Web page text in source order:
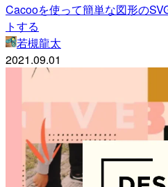
Cacooを使って簡単な図形の
トする
若槻龍太
2021.09.01